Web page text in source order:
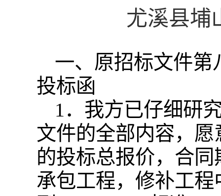
尤溪县埔
一、原招标文件第
投标函
1．我方已仔细研
文件的全部内容，
的投标总报价， 合同
承包工程，修补工